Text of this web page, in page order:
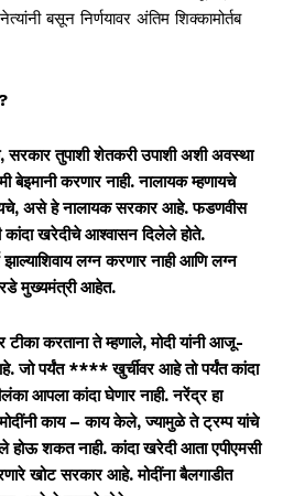
बसून निर्णयावर अंतिम शिक्कामोर्तब
सरकार तुपाशी शेतकरी उपाशी अशी अवस्था
बेइमानी करणार नाही. नालायक म्हणायचे
असे हे नालायक सरकार आहे. फडणवीस
कांदा खरेदीचे आश्वासन दिलेले होते.
लग्न करणार नाही आणि लग्न
मुख्यमंत्री आहेत.
टीका करताना ते म्हणाले, मोदी यांनी आजू-
जो पर्यंत **** खुर्चीवर आहे तो पर्यंत कांदा
आपला कांदा घेणार नाही. नरेंद्र हा
काय – काय केले, ज्यामुळे ते ट्रम्प यांचे
शकत नाही. कांदा खरेदी आता एपीएमसी
खोट सरकार आहे. मोदींना बैलगाडीत